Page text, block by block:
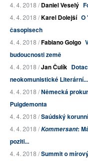
4. 4. 2018 /Daniel Veselý
4. 4. 2018 /Karel Dolejší O
časopisech
4. 4. 2018 /Fabiano Golgo
budoucnosti země
4. 4. 2018 /Jan Čulík
neokomunistické Literární...
4. 4. 2018 /Německá
Puigdemonta
4. 4. 2018 /Saúdský
4. 4. 2018 /Kommersant:
poziti...
4. 4. 2018 /Summit o